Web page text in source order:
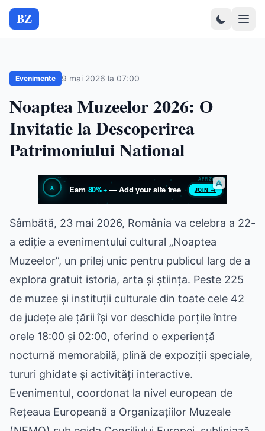
BZ
Evenimente 9 mai 2026 la 07:00
Noaptea Muzeelor 2026: O
Invitatie la Descoperirea
Patrimoniului National
Sâmbătă, 23 mai 2026, România va celebra a 22-
a ediție a evenimentului cultural „Noaptea
Muzeelor”, un prilej unic pentru publicul larg de a
explora gratuit istoria, arta și știința. Peste 225
de muzee și instituții culturale din toate cele 42
de județe ale țării își vor deschide porțile între
orele 18:00 și 02:00, oferind o experiență
nocturnă memorabilă, plină de expoziții speciale,
tururi ghidate și activități interactive.
Evenimentul, coordonat la nivel european de
Rețeaua Europeană a Organizațiilor Muzeale